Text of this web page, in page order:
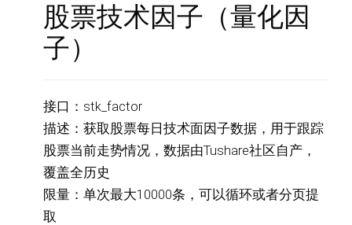
股票技术因子（量化因
子）
接口：stk_factor
描述：获取股票每日技术面因子数据，用于跟踪
股票当前走势情况，数据由Tushare社区自产，
覆盖全历史
限量：单次最大10000条，可以循环或者分页提
取